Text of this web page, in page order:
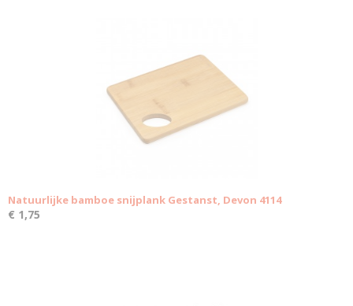
Natuurlijke bamboe snijplank Gestanst, Devon 4114
€ 1,75